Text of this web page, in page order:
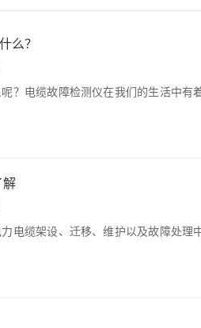
么？
？电缆故障检测仪在我们的生活中有
解
电缆架设、迁移、维护以及故障处理